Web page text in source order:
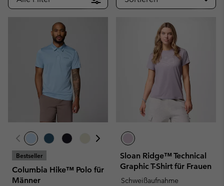
Bestseller
Columbia Hike™ Polo für
Männer
Sloan Ridge™ Technical
Graphic T-Shirt für Frauen
Schweißaufnahme